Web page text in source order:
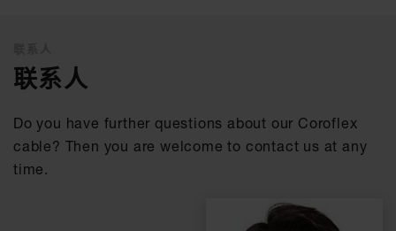
联系人
Do you have further questions about our Coroflex
cable? Then you are welcome to contact us at any
time.